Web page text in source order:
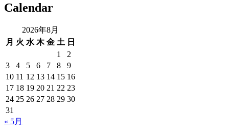
Calendar
2026年8月
月 火 水 木 金 土 日
1
2
3
4 5 6 7 8
9
10 11 12 13 14 15 16
17 18 19 20 21 22 23
24 25 26 27 28 29 30
31
« 5月